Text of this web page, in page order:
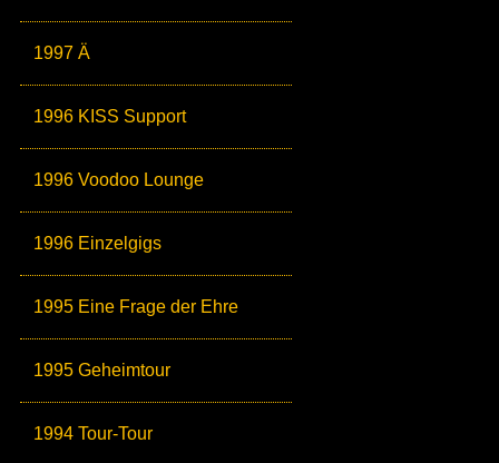
1997 Ä
1996 KISS Support
1996 Voodoo Lounge
1996 Einzelgigs
1995 Eine Frage der Ehre
1995 Geheimtour
1994 Tour-Tour